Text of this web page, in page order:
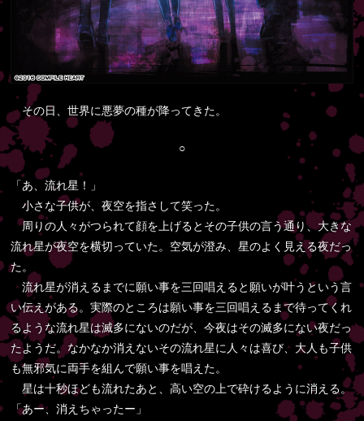
その日、世界に悪夢の種が降ってきた。
○
「あ、流れ星！」
小さな子供が、夜空を指さして笑った。
周りの人々がつられて顔を上げるとその子供の言う通り、大きな
流れ星が夜空を横切っていた。空気が澄み、星のよく見える夜だっ
た。
流れ星が消えるまでに願い事を三回唱えると願いが叶うという言
い伝えがある。実際のところは願い事を三回唱えるまで待ってくれ
るような流れ星は滅多にないのだが、今夜はその滅多にない夜だっ
たようだ。なかなか消えないその流れ星に人々は喜び、大人も子供
も無邪気に両手を組んで願い事を唱えた。
星は十秒ほども流れたあと、高い空の上で砕けるように消える。
「あー、消えちゃったー」